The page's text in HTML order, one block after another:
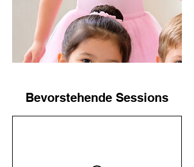
Bevorstehende Sessions